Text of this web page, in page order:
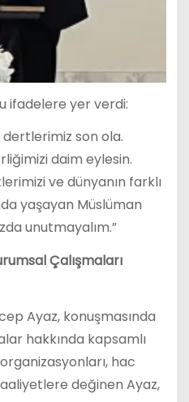
ifadelere yer verdi:
son ola.
daim eylesin.
ve dünyanın farklı
yaşayan Müslüman
unutmayalım.”
Çalışmaları
Ayaz, konuşmasında
hakkında kapsamlı
hac
değinen Ayaz,